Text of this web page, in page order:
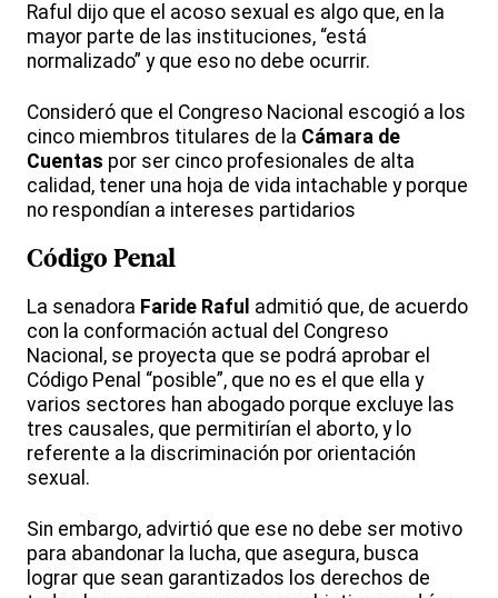
Raful dijo que el acoso sexual es algo que, en la
mayor parte de las instituciones, “está
normalizado” y que eso no debe ocurrir.
Consideró que el Congreso Nacional escogió a los
cinco miembros titulares de la Cámara de
Cuentas por ser cinco profesionales de alta
calidad, tener una hoja de vida intachable y porque
no respondían a intereses partidarios
Código Penal
La senadora Faride Raful admitió que, de acuerdo
con la conformación actual del Congreso
Nacional, se proyecta que se podrá aprobar el
Código Penal “posible”, que no es el que ella y
varios sectores han abogado porque excluye las
tres causales, que permitirían el aborto, y lo
referente a la discriminación por orientación
sexual.
Sin embargo, advirtió que ese no debe ser motivo
para abandonar la lucha, que asegura, busca
lograr que sean garantizados los derechos de